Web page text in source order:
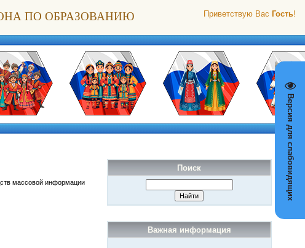
Версия для слабовидящих
Приветствую Вас Гость!
ПО ОБРАЗОВАНИЮ
Поиск
Важная информация
массовой информации